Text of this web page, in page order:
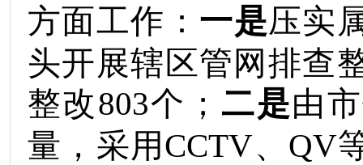
方面工作： 一是压实
头开展辖区管网排查
整改803个； 二是由
量，采用CCTV、 QV